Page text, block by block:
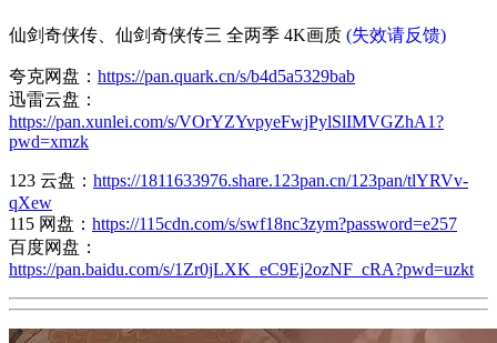
仙剑奇侠传、仙剑奇侠传三 全两季 4K画质 (失效请反馈)
夸克网盘： https://pan.quark.cn/s/b4d5a5329bab
迅雷云盘：
https://pan.xunlei.com/s/VOrYZYvpyeFwjPylSlIMVGZhA1?
pwd=xmzk
123 云盘： https://1811633976.share.123pan.cn/123pan/tlYRVv-
qXew
115 网盘： https://115cdn.com/s/swf18nc3zym?password=e257
百度网盘：
https://pan.baidu.com/s/1Zr0jLXK_eC9Ej2ozNF_cRA?pwd=uzkt